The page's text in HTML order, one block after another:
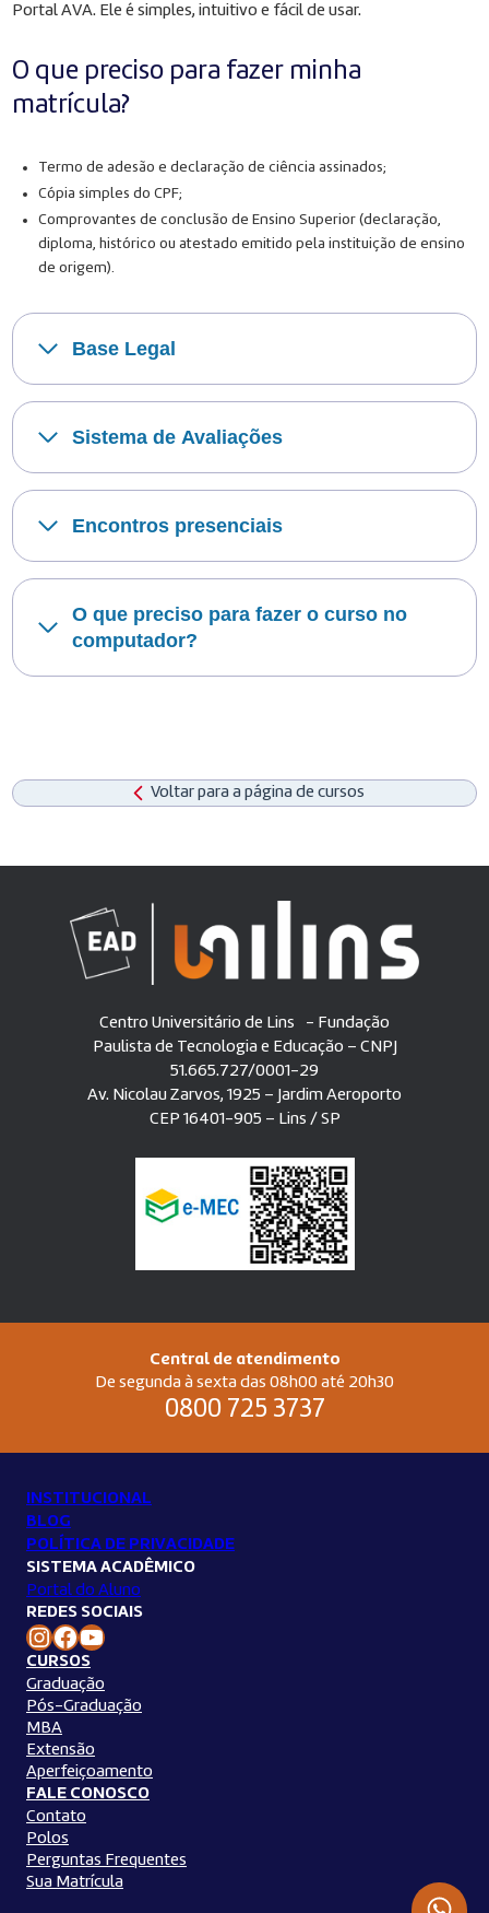
Portal AVA. Ele é simples, intuitivo e fácil de usar.
O que preciso para fazer minha
matrícula?
Termo de adesão e declaração de ciência assinados;
Cópia simples do CPF;
Comprovantes de conclusão de Ensino Superior (declaração,
diploma, histórico ou atestado emitido pela instituição de ensino
de origem).
Base Legal
Sistema de Avaliações
Encontros presenciais
O que preciso para fazer o curso no
computador?
Voltar para a página de cursos
Centro Universitário de Lins - Fundação
Paulista de Tecnologia e Educação – CNPJ
51.665.727/0001-29
Av. Nicolau Zarvos, 1925 – Jardim Aeroporto
CEP 16401-905 – Lins / SP
Central de atendimento
De segunda à sexta das 08h00 até 20h30
0800 725 3737
INSTITUCIONAL
BLOG
POLÍTICA DE PRIVACIDADE
SISTEMA ACADÊMICO
Portal do Aluno
REDES SOCIAIS
Instagram Unilins Facebook Unilins Youtube Unilins
CURSOS
Graduação
Pós-Graduação
MBA
Extensão
Aperfeiçoamento
FALE CONOSCO
Contato
Polos
Perguntas Frequentes
Sua Matrícula